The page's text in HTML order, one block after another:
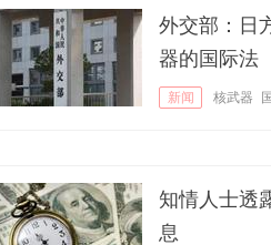
外交部：日
器的国际法
新闻 核武器
知情人士透
息